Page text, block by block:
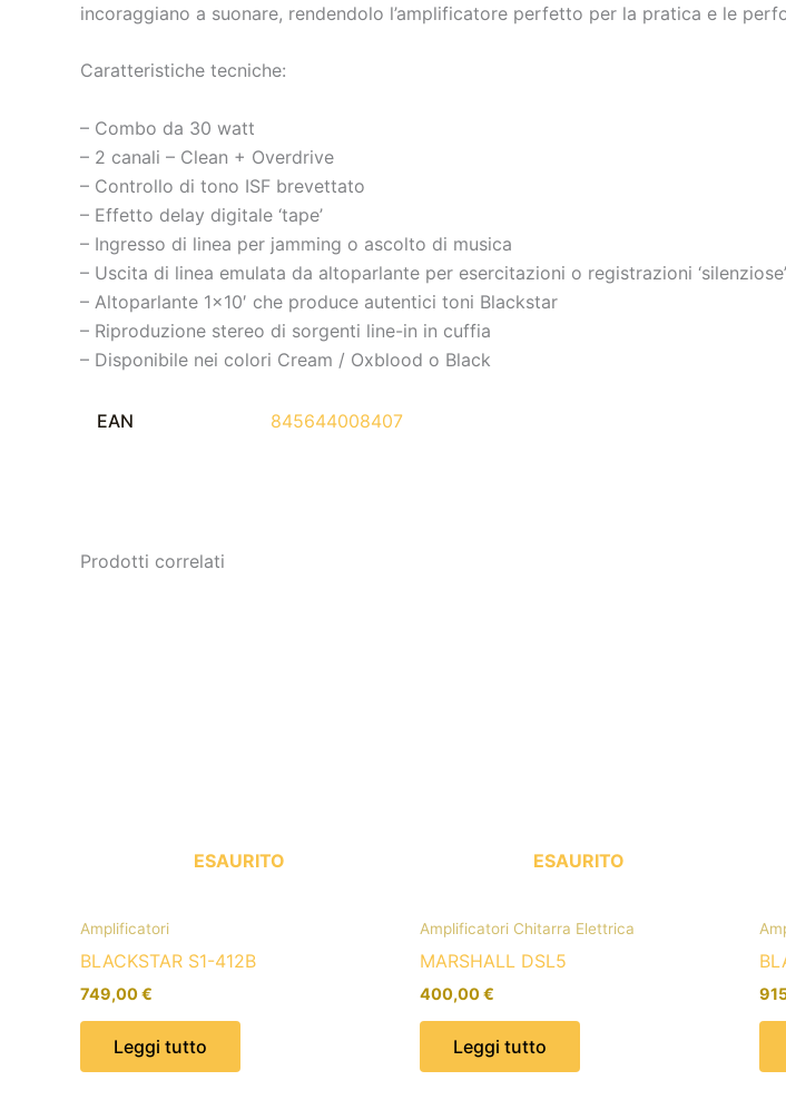
incoraggiano a suonare, rendendolo l’amplificatore perfetto per la pratica e le
Caratteristiche tecniche:
– Combo da 30 watt
– 2 canali – Clean + Overdrive
– Controllo di tono ISF brevettato
– Effetto delay digitale ‘tape’
– Ingresso di linea per jamming o ascolto di musica
– Uscita di linea emulata da altoparlante per esercitazioni o registrazioni ‘silenziose’
– Altoparlante 1×10′ che produce autentici toni Blackstar
– Riproduzione stereo di sorgenti line-in in cuffia
– Disponibile nei colori Cream / Oxblood o Black
EAN 845644008407
Prodotti correlati
ESAURITO
Amplificatori
BLACKSTAR S1-412B
749,00€
Leggi tutto
ESAURITO
Amplificatori Chitarra Elettrica
MARSHALL DSL5
400,00€
Leggi tutto